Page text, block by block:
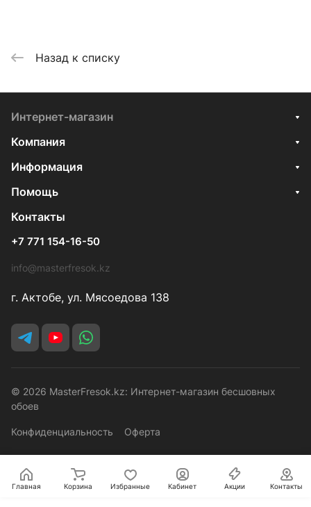
Назад к списку
Интернет-магазин
Компания
Информация
Помощь
Контакты
+7 771 154-16-50
info@masterfresok.kz
г. Актобе, ул. Мясоедова 138
© 2026 MasterFresok.kz: Интернет-магазин бесшовных
обоев
Конфиденциальность Оферта
Главная Корзина Избранные Кабинет Акции Контакты